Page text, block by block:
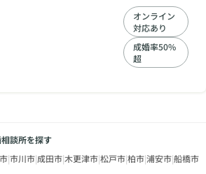
尊重しております。
入会に関わらず、無
料相談に来ていただ
いた方との縁を大切
に想い、親身になっ
オンライン
対応あり
成婚率50%
超
談所を探す
|市川市|成田市|木更津市|松戸市|柏市|浦安市|船橋市